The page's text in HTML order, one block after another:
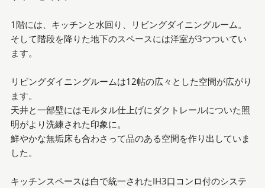
1階には、キッチンと水回り、リビングダイニングルーム。
そして階段を降りた地下のスペースには洋室が3つついてい
ます。
リビングダイニングルームは12帖の広々とした空間が広がり
ます。
天井と一部壁にはモルタル仕上げにダクトレールについた照
明がより洗練された印象に。
鮮やかな無垢床も合わさって品のある空間を作り出していま
した。
キッチンスペースは白で統一されたIH3口コンロ付のシステ